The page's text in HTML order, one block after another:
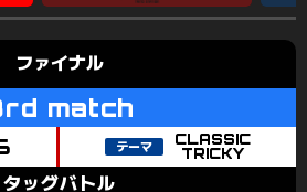
CLASSIC
TRICKY